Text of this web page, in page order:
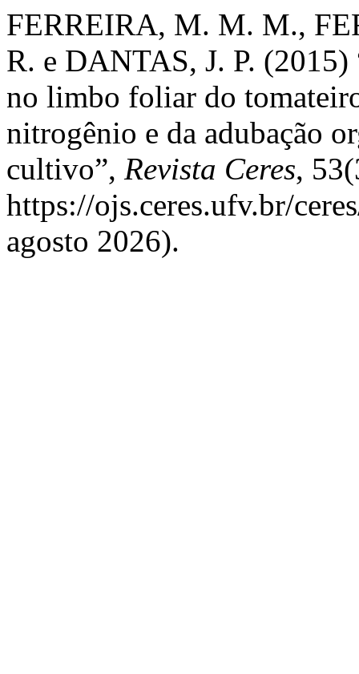
FERREIRA, M. M. M.,
R. e DANTAS, J. P.
no limbo foliar do
nitrogênio e da adubação
cultivo”, Revista Ceres,
https://ojs.ceres.ufv.br/
agosto 2026).